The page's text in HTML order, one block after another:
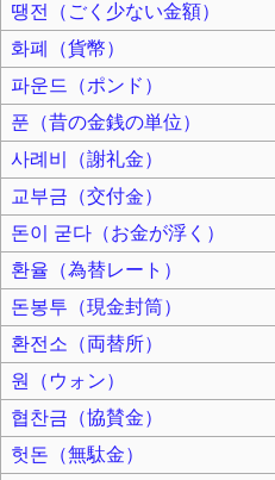
땡전（ごく少ない金額）
화폐（貨幣）
파운드（ポンド）
푼（昔の金銭の単位）
사례비（謝礼金）
교부금（交付金）
돈이 굳다（お金が浮く）
환율（為替レート）
돈봉투（現金封筒）
환전소（両替所）
원（ウォン）
협찬금（協賛金）
헛돈（無駄金）